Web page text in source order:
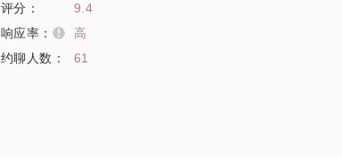
评分：
9.4
响应率：
高
约聊人数：
61